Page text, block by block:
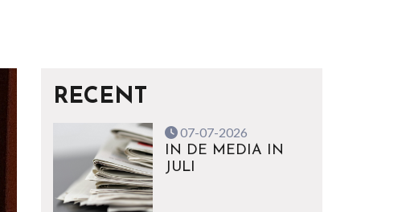
RECENT
07-07-2026
IN DE MEDIA IN
JULI